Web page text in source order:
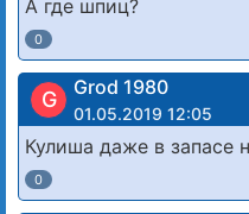
А где шпиц?
0
G Grod 1980
01.05.2019 12:05
Кулиша даже в запасе
0